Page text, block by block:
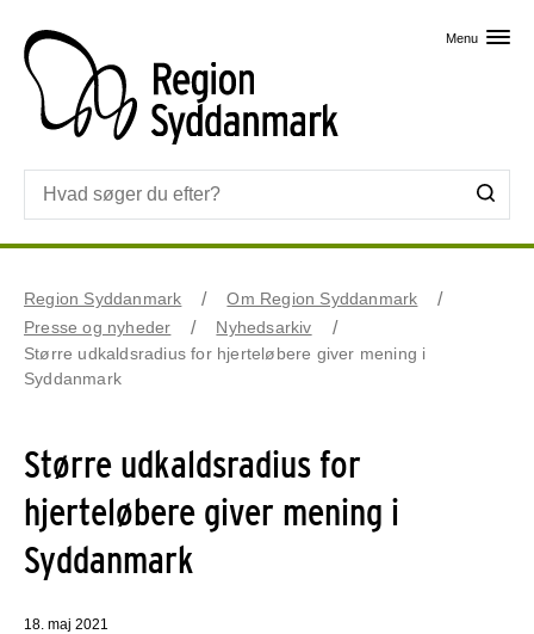
Menu
Region Syddanmark
Om Region Syddanmark
Presse og nyheder
Nyhedsarkiv
Større udkaldsradius for hjerteløbere giver mening i
Syddanmark
Større udkaldsradius for
hjerteløbere giver mening i
Syddanmark
18. maj 2021